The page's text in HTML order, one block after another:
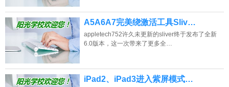
A5A6A7完美绕激活工具Sliv…
appletech752许久未更新的sliver终于发布了全新
6.0版本，这一次带来了更多全…
iPad2、iPad3进入紫屏模式…